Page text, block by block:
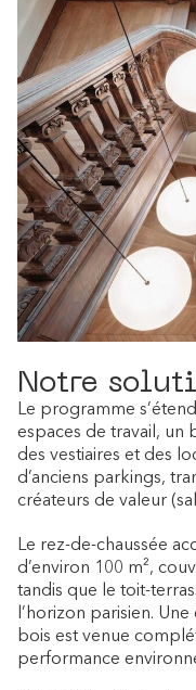
Notre
Le programme
espaces de travail, un
des vestiaires et des
d’anciens parkings,
créateurs de valeur
Le rez-de-chaussée
d’environ 100 m²,
tandis que le toit-
l’horizon parisien.
bois est venue
performance